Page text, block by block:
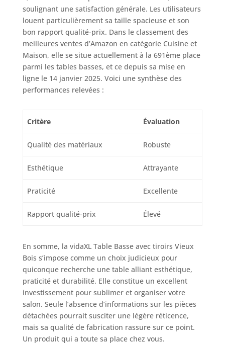
l'affichage de livres
et de décorations.
Son design aux
lignes épurées
garantit une
parfaite
intégration dans
n'importe quel
bureaux ou les
confortables.
soulignant une satisfaction générale. Les utilisateurs
louent particulièrement sa taille spacieuse et son
bon rapport qualité-prix. Dans le classement des
meilleures ventes d’Amazon en catégorie Cuisine et
Maison, elle se situe actuellement à la 691ème place
parmi les tables basses, et ce depuis sa mise en
ligne le 14 janvier 2025. Voici une synthèse des
performances relevées :
Critère Évaluation
Qualité des matériaux Robuste
Esthétique Attrayante
Praticité Excellente
Rapport qualité-prix Élevé
En somme, la vidaXL Table Basse avec tiroirs Vieux
Bois s’impose comme un choix judicieux pour
quiconque recherche une table alliant esthétique,
praticité et durabilité. Elle constitue un excellent
investissement pour sublimer et organiser votre
salon. Seule l’absence d’informations sur les pièces
détachées pourrait susciter une légère réticence,
mais sa qualité de fabrication rassure sur ce point.
Un produit qui a toute sa place chez vous.